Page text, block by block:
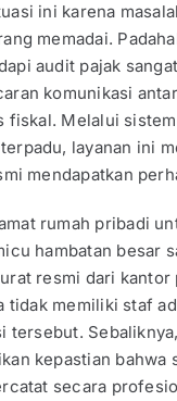
ini karena
memadai.
audit pajak
komunikasi
fiskal. Melalui
layanan ini
mendapatkan
rumah pribadi
hambatan besar
resmi dari kantor
tidak memiliki staf
tersebut.
kepastian bahwa
secara